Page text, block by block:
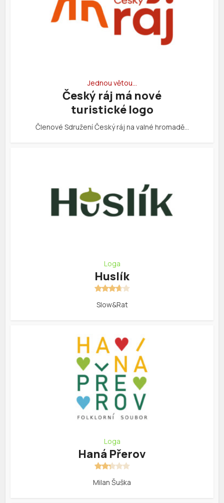
Jednou větou…
Český ráj má nové
turistické logo
Členové Sdružení Český ráj na valné hromadě…
Loga
Huslík
Slow&Rat
Loga
Haná Přerov
Milan Šuška